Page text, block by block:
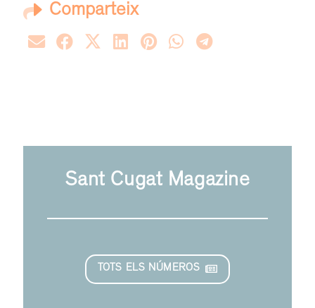
Comparteix
Sant Cugat Magazine
TOTS ELS NÚMEROS